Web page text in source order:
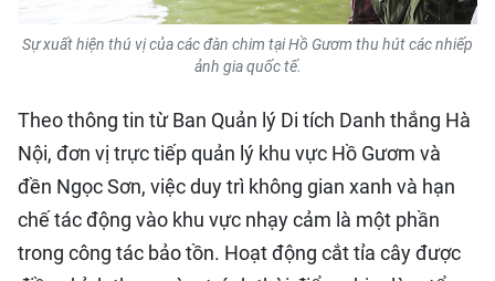
Sự xuất hiện thú vị của các đàn chim tại Hồ Gươm thu hút các nhiếp
ảnh gia quốc tế.
Theo thông tin từ Ban Quản lý Di tích Danh thắng Hà
Nội, đơn vị trực tiếp quản lý khu vực Hồ Gươm và
đền Ngọc Sơn, việc duy trì không gian xanh và hạn
chế tác động vào khu vực nhạy cảm là một phần
trong công tác bảo tồn. Hoạt động cắt tỉa cây được